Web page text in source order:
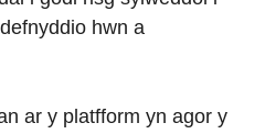
hwn a
ar y platfform yn agor y